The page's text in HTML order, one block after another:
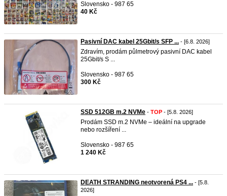
Slovensko - 987 65
40 Kč
Pasivní DAC kabel 25Gbit/s SFP ... - [6.8. 2026]
Zdravím, prodám půlmetrový pasivní DAC kabel
25Gbit/s S ...
Slovensko - 987 65
300 Kč
SSD 512GB m.2 NVMe - TOP - [5.8. 2026]
Prodám SSD m.2 NVMe – ideální na upgrade
nebo rozšíření ...
Slovensko - 987 65
1 240 Kč
DEATH STRANDING neotvorená PS4 ... - [5.8.
2026]